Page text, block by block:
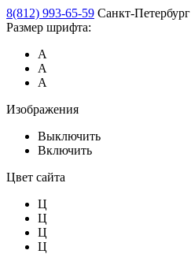
8(812) 993-65-59 Санкт-Петербург
Размер шрифта:
А
А
А
Изображения
Выключить
Включить
Цвет сайта
Ц
Ц
Ц
Ц